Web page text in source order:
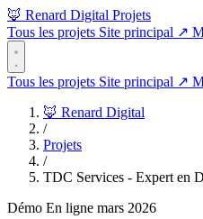
🦊 Renard Digital Projets
Tous les projets Site principal ↗
Tous les projets Site principal ↗
🦊 Renard Digital
/
Projets
/
TDC Services - Expert en
Démo En ligne mars 2026